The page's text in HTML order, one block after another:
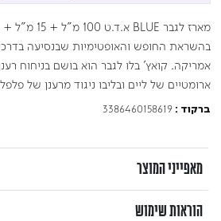
בהשראת החופש והאופטימיות שבנסיעה
אמריקה. קואץ' בלו לגבר הוא בושם בניחוח
ארומטיים של ליים ובליבו ניגוד מרענן של
ברקוד : 3386460158619
מאפייני המוצר
הוראות שימוש